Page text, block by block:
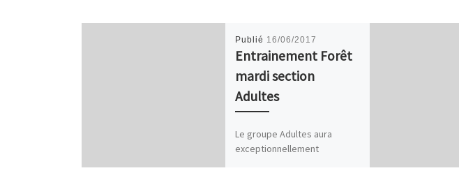
Publié 16/06/2017
Entrainement Forêt
mardi section
Adultes
Le groupe Adultes aura
exceptionnellement